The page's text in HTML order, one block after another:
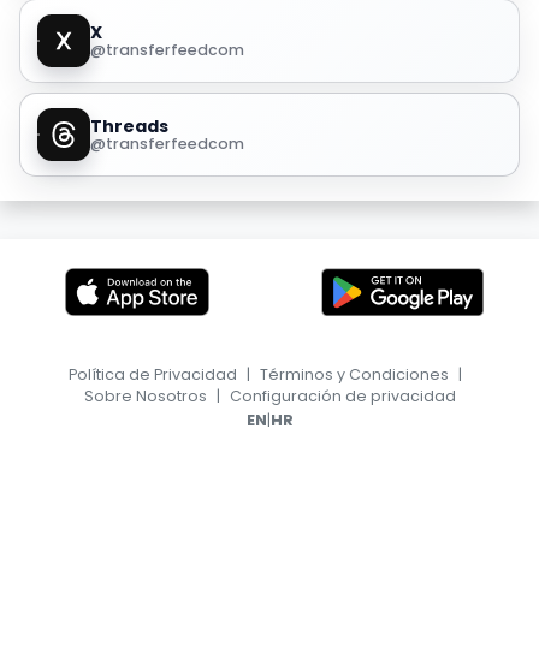
X
@transferfeedcom
Threads
@transferfeedcom
Política de Privacidad | Términos y Condiciones |
Sobre Nosotros | Configuración de privacidad
EN|HR